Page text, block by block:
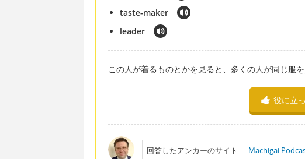
taste-maker
leader
この人が着るものとかを見ると、多くの人が同じ服を
役に立
回答したアンカーのサイト Machigai